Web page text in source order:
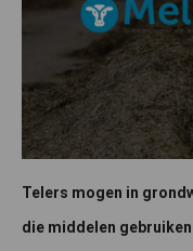
Telers mogen in
die middelen